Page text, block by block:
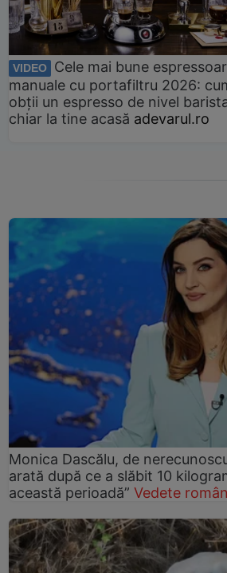
VIDEO
Cele mai bune
manuale cu portafiltru 2026:
obții un espresso de nivel
chiar la tine acasă adevarul.ro
Monica Dascălu, de
arată după ce a slăbit 10
această perioadă” Vedete